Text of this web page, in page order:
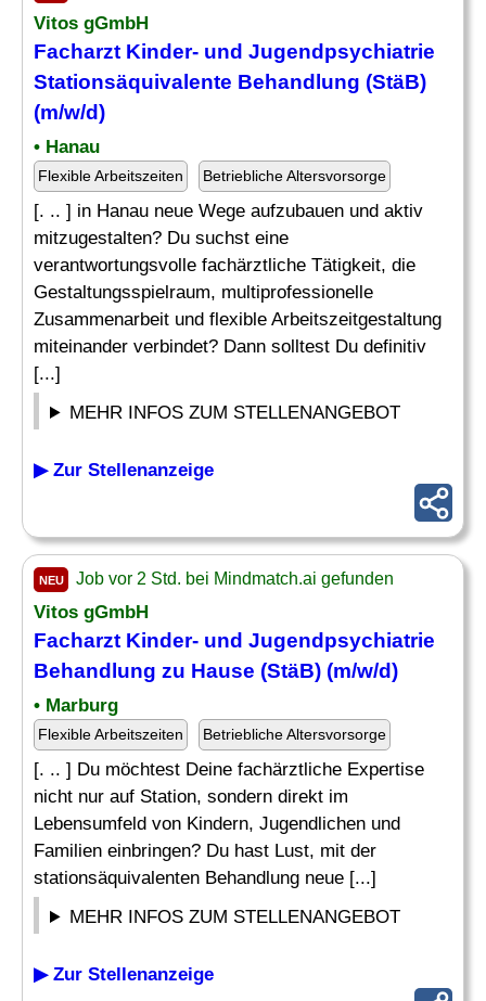
Vitos gGmbH
Facharzt Kinder- und Jugendpsychiatrie
Stationsäquivalente Behandlung (StäB)
(m/w/d)
• Hanau
Flexible Arbeitszeiten Betriebliche Altersvorsorge
[. .. ] in Hanau neue Wege aufzubauen und aktiv
mitzugestalten? Du suchst eine
verantwortungsvolle fachärztliche Tätigkeit, die
Gestaltungsspielraum, multiprofessionelle
Zusammenarbeit und flexible Arbeitszeitgestaltung
miteinander verbindet? Dann solltest Du definitiv
[...]
MEHR INFOS ZUM STELLENANGEBOT
▶ Zur Stellenanzeige
NEU Job vor 2 Std. bei Mindmatch.ai gefunden
Vitos gGmbH
Facharzt Kinder- und Jugendpsychiatrie
Behandlung zu Hause (StäB) (m/w/d)
• Marburg
Flexible Arbeitszeiten Betriebliche Altersvorsorge
[. .. ] Du möchtest Deine fachärztliche Expertise
nicht nur auf Station, sondern direkt im
Lebensumfeld von Kindern, Jugendlichen und
Familien einbringen? Du hast Lust, mit der
stationsäquivalenten Behandlung neue [...]
MEHR INFOS ZUM STELLENANGEBOT
▶ Zur Stellenanzeige